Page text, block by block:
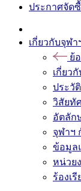
ประกาศจัด
เกี่ยวกับจุฬา
ย้
เกี่ยว
ประวั
วิสัยทั
อัตลัก
จุฬาฯ
ข้อมูล
หน่วย
ร้องเ